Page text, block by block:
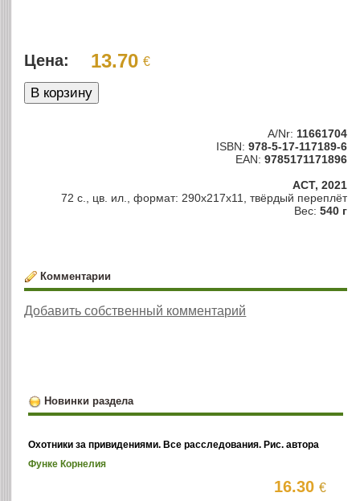
Цена: 13.70 €
A/Nr: 11661704
ISBN: 978-5-17-117189-6
EAN: 9785171171896
АСТ, 2021
72 с., цв. ил., формат: 290x217x11, твёрдый переплёт
Вес: 540 г
Комментарии
Добавить собственный комментарий
Новинки раздела
Охотники за привидениями. Все расследования. Рис. автора
Функе Корнелия
16.30€